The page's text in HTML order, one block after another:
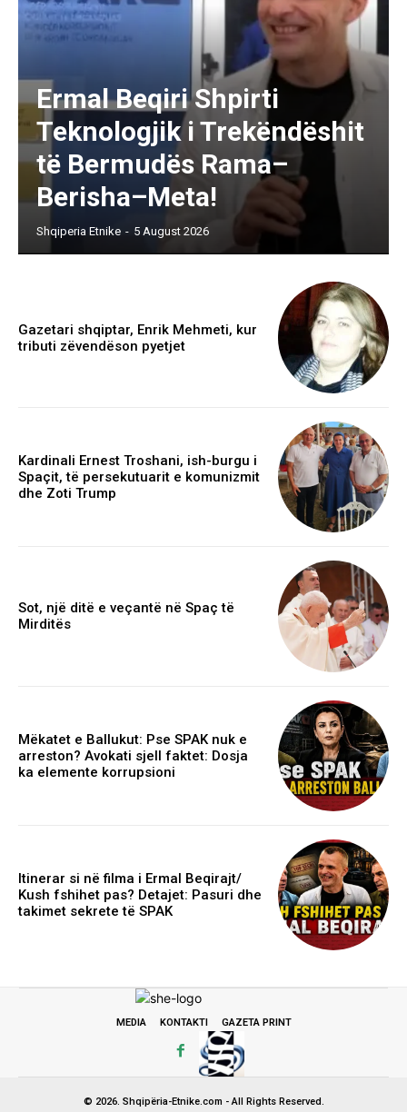
Ermal Beqiri Shpirti
Teknologjik i Trekëndëshit
të Bermudës Rama–
Berisha–Meta!
Shqiperia Etnike - 5 August 2026
Gazetari shqiptar, Enrik Mehmeti, kur
tributi zëvendëson pyetjet
Kardinali Ernest Troshani, ish-burgu i
Spaçit, të persekutuarit e komunizmit
dhe Zoti Trump
Sot, një ditë e veçantë në Spaç të
Mirditës
Mëkatet e Ballukut: Pse SPAK nuk e
arreston? Avokati sjell faktet: Dosja
ka elemente korrupsioni
Itinerar si në filma i Ermal Beqirajt/
Kush fshihet pas? Detajet: Pasuri dhe
takimet sekrete të SPAK
MEDIA KONTAKTI GAZETA PRINT
© 2026. Shqipëria-Etnike.com - All Rights Reserved.